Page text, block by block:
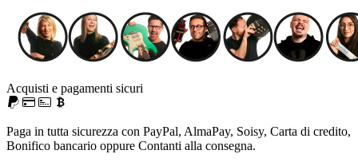
Acquisti e pagamenti sicuri
Paga in tutta sicurezza con PayPal, AlmaPay, Soisy, Carta di credito,
Bonifico bancario oppure Contanti alla consegna.